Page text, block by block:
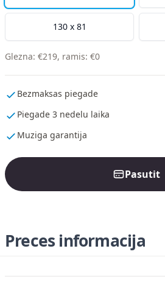
130 x 81
Glezna: €219, ramis: €0
Bezmaksas piegade
Piegade 3 nedelu laika
Muziga garantija
Pasutit
Preces informacija